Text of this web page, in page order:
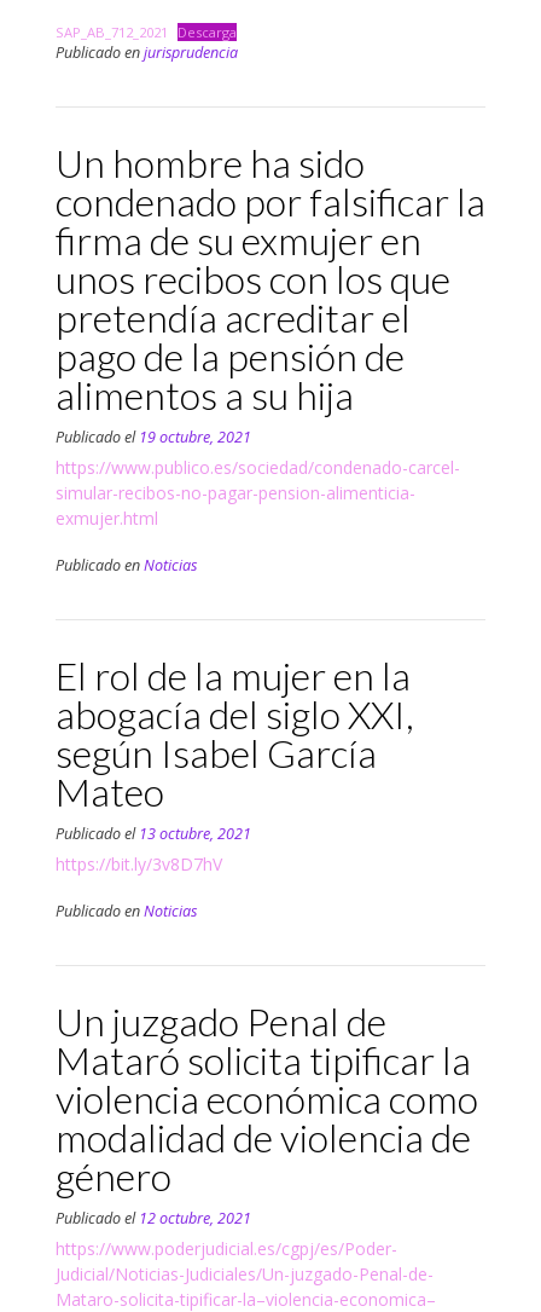
SAP_AB_712_2021 Descarga
Publicado enjurisprudencia
Un hombre ha sido
condenado por falsificar la
firma de su exmujer en
unos recibos con los que
pretendía acreditar el
pago de la pensión de
alimentos a su hija
Publicado el 19 octubre, 2021
https://www.publico.es/sociedad/condenado-carcel-
simular-recibos-no-pagar-pension-alimenticia-
exmujer.html
Publicado enNoticias
El rol de la mujer en la
abogacía del siglo XXI,
según Isabel García
Mateo
Publicado el 13 octubre, 2021
https://bit.ly/3v8D7hV
Publicado enNoticias
Un juzgado Penal de
Mataró solicita tipificar la
violencia económica como
modalidad de violencia de
género
Publicado el 12 octubre, 2021
https://www.poderjudicial.es/cgpj/es/Poder-
Judicial/Noticias-Judiciales/Un-juzgado-Penal-de-
Mataro-solicita-tipificar-la–violencia-economica–